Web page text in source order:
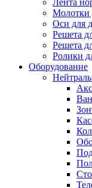
Молотки
Оси для
Решета
Решета
Ролики
Оборудование